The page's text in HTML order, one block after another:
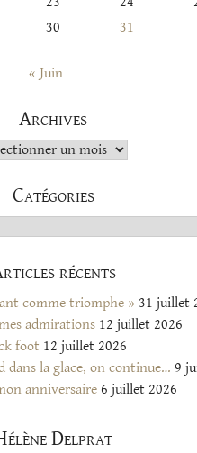
30 31
« Juin
Archives
Catégories
récents
comme triomphe » 31 juillet
admirations 12 juillet 2026
foot 12 juillet 2026
dans la glace, on continue… 9
anniversaire 6 juillet 2026
Delprat